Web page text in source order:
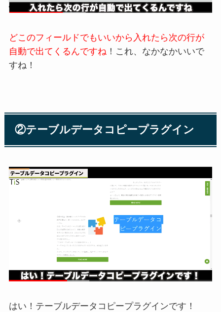
どこのフィールドでもいいから入れたら次の行が
自動で出てくるんですね！これ、なかなかいいで
すね！
②テーブルデータコピープラグイン
はい！テーブルデータコピープラグインです！